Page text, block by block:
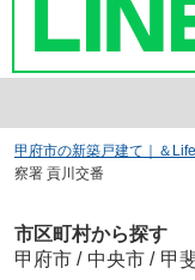
甲府市の新築戸建て｜＆Life
察署 貢川交番
市区町村から探す
甲府市 / 中央市 / 甲